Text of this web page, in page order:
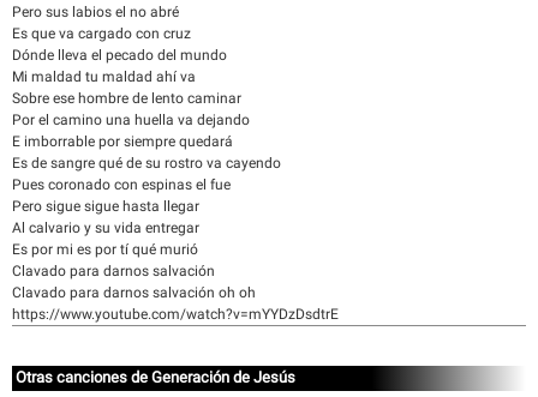
Pero sus labios el no abré
Es que va cargado con cruz
Dónde lleva el pecado del mundo
Mi maldad tu maldad ahí va
Sobre ese hombre de lento caminar
Por el camino una huella va dejando
E imborrable por siempre quedará
Es de sangre qué de su rostro va cayendo
Pues coronado con espinas el fue
Pero sigue sigue hasta llegar
Al calvario y su vida entregar
Es por mi es por tí qué murió
Clavado para darnos salvación
Clavado para darnos salvación oh oh
https://www.youtube.com/watch?v=mYYDzDsdtrE
Otras canciones de Generación de Jesús